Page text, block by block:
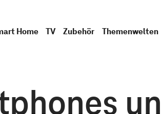
Home TV Zubehör Themenwelten